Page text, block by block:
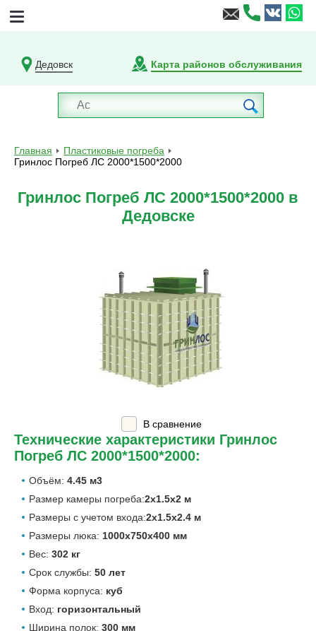
Дедовск Карта районов обслуживания
Главная
Пластиковые погреба
Гринлос Погреб ЛС 2000*1500*2000
Гринлос Погреб ЛС 2000*1500*2000 в
Дедовске
В сравнение
Технические характеристики Гринлос
Погреб ЛС 2000*1500*2000:
Объём: 4.45 м3
Размер камеры погреба:2х1.5х2 м
Размеры с учетом входа:2х1.5х2.4 м
Размеры люка: 1000х750х400 мм
Вес: 302 кг
Срок службы: 50 лет
Форма корпуса: куб
Вход: горизонтальный
Ширина полок: 300 мм